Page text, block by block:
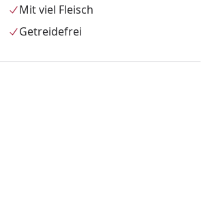
Mit viel Fleisch
Getreidefrei